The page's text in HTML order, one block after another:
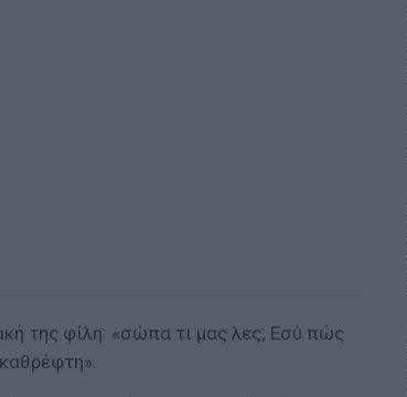
της φίλη: «σώπα τι μας λες; Εσύ πώς